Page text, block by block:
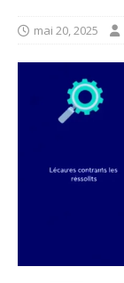
mai 20, 2025